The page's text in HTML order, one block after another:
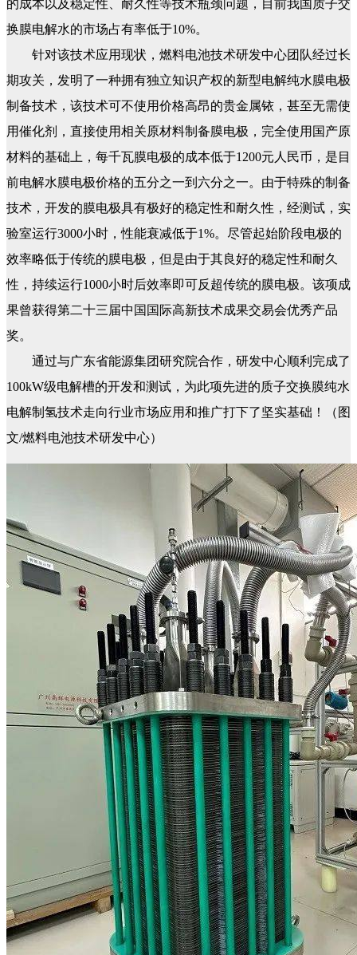
的成本以及稳定性、耐久性等技术瓶颈问题，目前我国质子交
换膜电解水的市场占有率低于10%。
针对该技术应用现状，燃料电池技术研发中心团队经过长
期攻关，发明了一种拥有独立知识产权的新型电解纯水膜电极
制备技术，该技术可不使用价格高昂的贵金属铱，甚至无需使
用催化剂，直接使用相关原材料制备膜电极，完全使用国产原
材料的基础上，每千瓦膜电极的成本低于1200元人民币，是目
前电解水膜电极价格的五分之一到六分之一。由于特殊的制备
技术，开发的膜电极具有极好的稳定性和耐久性，经测试，实
验室运行3000小时，性能衰减低于1%。尽管起始阶段电极的
效率略低于传统的膜电极，但是由于其良好的稳定性和耐久
性，持续运行1000小时后效率即可反超传统的膜电极。该项成
果曾获得第二十三届中国国际高新技术成果交易会优秀产品
奖。
通过与广东省能源集团研究院合作，研发中心顺利完成了
100kW级电解槽的开发和测试，为此项先进的质子交换膜纯水
电解制氢技术走向行业市场应用和推广打下了坚实基础！（图
文/燃料电池技术研发中心）